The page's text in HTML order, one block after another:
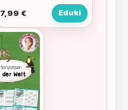
7,99 € Eduki